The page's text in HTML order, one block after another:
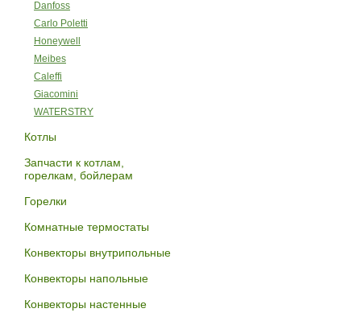
Danfoss
Carlo Poletti
Honeywell
Meibes
Caleffi
Giacomini
WATERSTRY
Котлы
Запчасти к котлам,
горелкам, бойлерам
Горелки
Комнатные термостаты
Конвекторы внутрипольные
Конвекторы напольные
Конвекторы настенные